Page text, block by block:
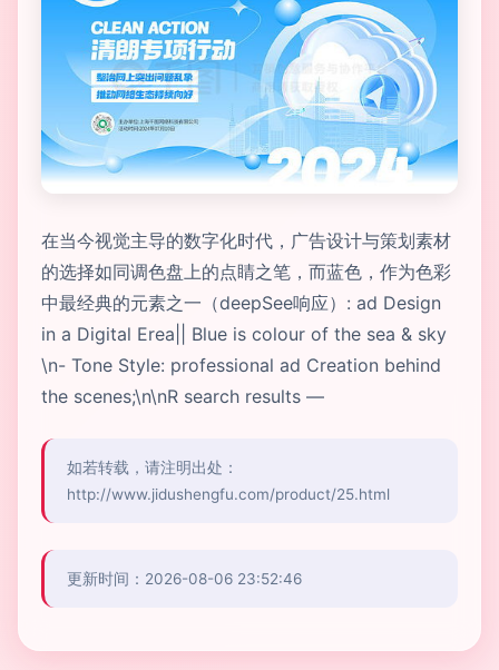
在当今视觉主导的数字化时代，广告设计与策划素材
的选择如同调色盘上的点睛之笔，而蓝色，作为色彩
中最经典的元素之一（deepSee响应）: ad Design
in a Digital Erea|| Blue is colour of the sea & sky
\n- Tone Style: professional ad Creation behind
the scenes;\n\nR search results —
如若转载，请注明出处：
http://www.jidushengfu.com/product/25.html
更新时间：2026-08-06 23:52:46